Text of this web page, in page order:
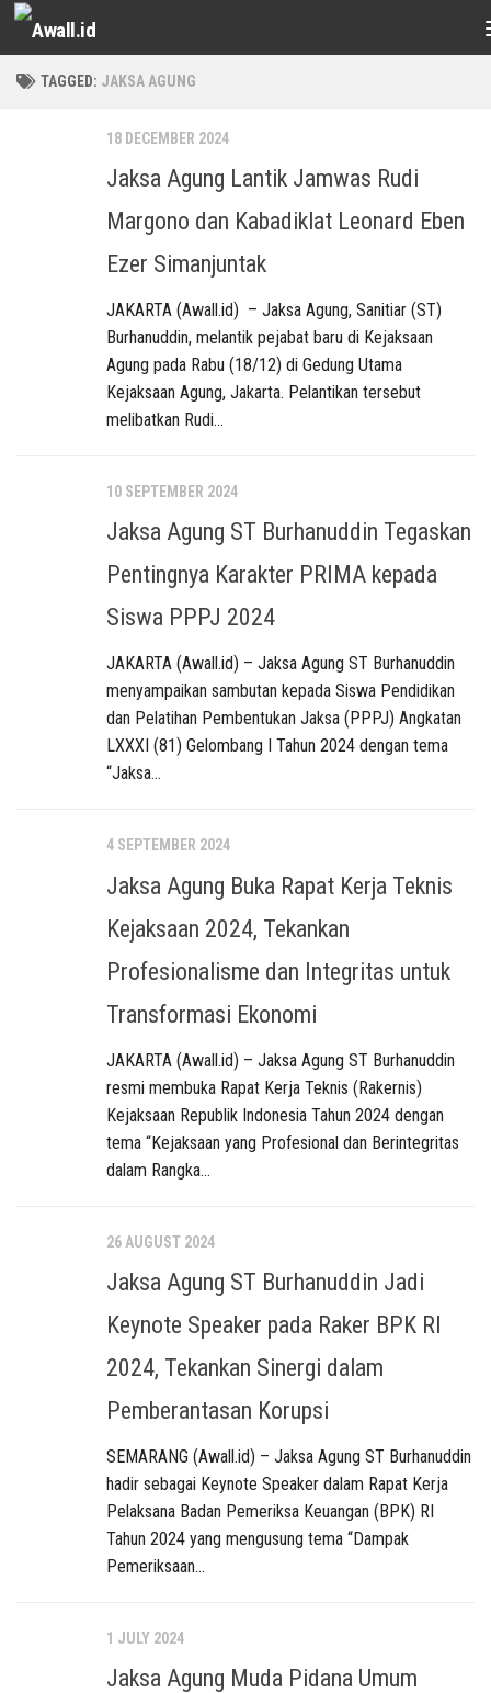
Skip to content
TAGGED: JAKSA AGUNG
18 DECEMBER 2024
Jaksa Agung Lantik Jamwas Rudi
Margono dan Kabadiklat Leonard Eben
Ezer Simanjuntak
JAKARTA (Awall.id) – Jaksa Agung, Sanitiar (ST)
Burhanuddin, melantik pejabat baru di Kejaksaan
Agung pada Rabu (18/12) di Gedung Utama
Kejaksaan Agung, Jakarta. Pelantikan tersebut
melibatkan Rudi...
10 SEPTEMBER 2024
Jaksa Agung ST Burhanuddin Tegaskan
Pentingnya Karakter PRIMA kepada
Siswa PPPJ 2024
JAKARTA (Awall.id) – Jaksa Agung ST Burhanuddin
menyampaikan sambutan kepada Siswa Pendidikan
dan Pelatihan Pembentukan Jaksa (PPPJ) Angkatan
LXXXI (81) Gelombang I Tahun 2024 dengan tema
“Jaksa...
4 SEPTEMBER 2024
Jaksa Agung Buka Rapat Kerja Teknis
Kejaksaan 2024, Tekankan
Profesionalisme dan Integritas untuk
Transformasi Ekonomi
JAKARTA (Awall.id) – Jaksa Agung ST Burhanuddin
resmi membuka Rapat Kerja Teknis (Rakernis)
Kejaksaan Republik Indonesia Tahun 2024 dengan
tema “Kejaksaan yang Profesional dan Berintegritas
dalam Rangka...
26 AUGUST 2024
Jaksa Agung ST Burhanuddin Jadi
Keynote Speaker pada Raker BPK RI
2024, Tekankan Sinergi dalam
Pemberantasan Korupsi
SEMARANG (Awall.id) – Jaksa Agung ST Burhanuddin
hadir sebagai Keynote Speaker dalam Rapat Kerja
Pelaksana Badan Pemeriksa Keuangan (BPK) RI
Tahun 2024 yang mengusung tema “Dampak
Pemeriksaan...
1 JULY 2024
Jaksa Agung Muda Pidana Umum